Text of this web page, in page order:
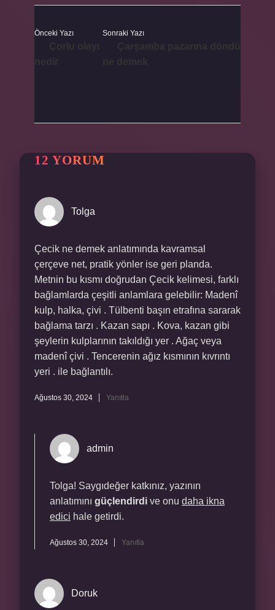
Önceki Yazı Sonraki Yazı
12 YORUM
Tolga
Çecik ne demek anlatımında kavramsal
çerçeve net, pratik yönler ise geri planda.
Metnin bu kısmı doğrudan Çecik kelimesi, farklı
bağlamlarda çeşitli anlamlara gelebilir: Madenî
kulp, halka, çivi . Tülbenti başın etrafına sararak
bağlama tarzı . Kazan sapı . Kova, kazan gibi
şeylerin kulplarının takıldığı yer . Ağaç veya
madenî çivi . Tencerenin ağız kısmının kıvrıntı
yeri . ile bağlantılı.
Ağustos 30, 2024 Yanıtla
admin
Tolga! Saygıdeğer katkınız, yazının
anlatımını güçlendirdi ve onu daha ikna
edici hale getirdi.
Ağustos 30, 2024 Yanıtla
Doruk